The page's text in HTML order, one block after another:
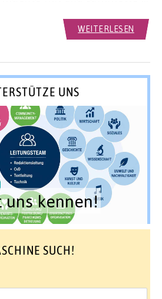
WEITERLESEN
UNS
uns kennen!
SUCH!